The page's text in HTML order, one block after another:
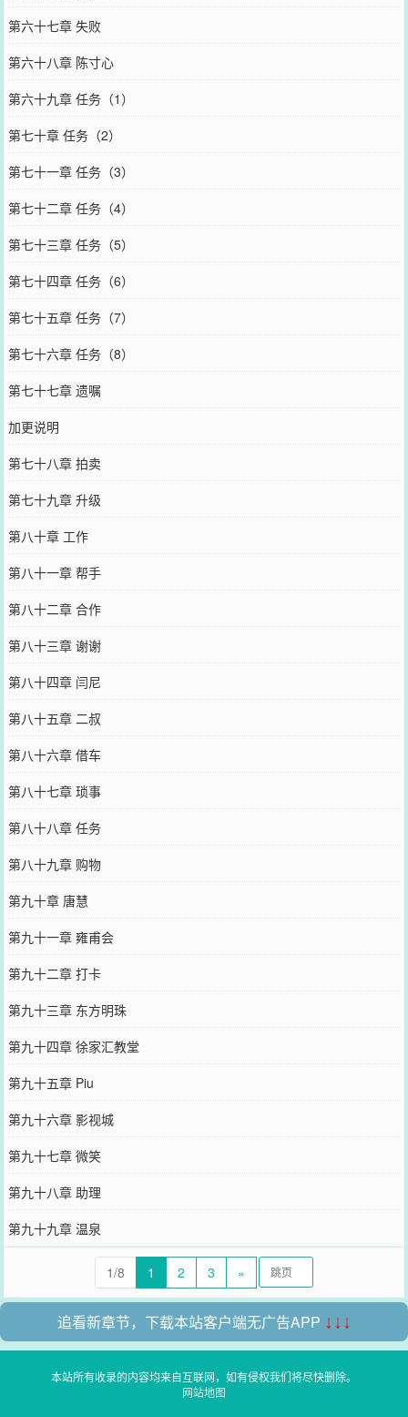
第六十七章 失败
第六十八章 陈寸心
第六十九章 任务（1）
第七十章 任务（2）
第七十一章 任务（3）
第七十二章 任务（4）
第七十三章 任务（5）
第七十四章 任务（6）
第七十五章 任务（7）
第七十六章 任务（8）
第七十七章 遗嘱
加更说明
第七十八章 拍卖
第七十九章 升级
第八十章 工作
第八十一章 帮手
第八十二章 合作
第八十三章 谢谢
第八十四章 闫尼
第八十五章 二叔
第八十六章 借车
第八十七章 琐事
第八十八章 任务
第八十九章 购物
第九十章 唐慧
第九十一章 雍甫会
第九十二章 打卡
第九十三章 东方明珠
第九十四章 徐家汇教堂
第九十五章 Piu
第九十六章 影视城
第九十七章 微笑
第九十八章 助理
第九十九章 温泉
1/8 1 2 3 »
追看新章节，下载本站客户端无广告APP ↓↓↓
本站所有收录的内容均来自互联网，如有侵权我们将尽快删除。
网站地图